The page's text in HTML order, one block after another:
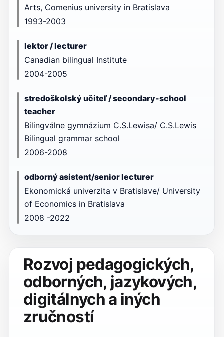
Arts, Comenius university in Bratislava
1993-2003
lektor / lecturer
Canadian bilingual Institute
2004-2005
stredoškolský učiteľ / secondary-school
teacher
Bilingválne gymnázium C.S.Lewisa/ C.S.Lewis
Bilingual grammar school
2006-2008
odborný asistent/senior lecturer
Ekonomická univerzita v Bratislave/ University
of Economics in Bratislava
2008 -2022
Rozvoj pedagogických,
odborných, jazykových,
digitálnych a iných
zručností